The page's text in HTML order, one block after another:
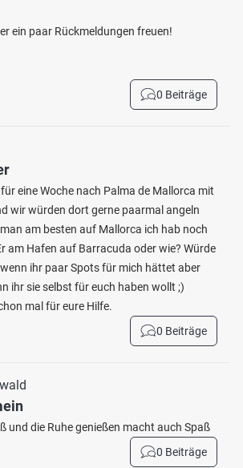
ein paar Rückmeldungen freuen!
0 Beiträge
eine Woche nach Palma de Mallorca mit
wir würden dort gerne paarmal angeln
am besten auf Mallorca ich hab noch
am Hafen auf Barracuda oder wie? Würde
ihr paar Spots für mich hättet aber
ihr sie selbst für euch haben wollt ;)
mal für eure Hilfe.
0 Beiträge
und die Ruhe genießen macht auch Spaß
0 Beiträge